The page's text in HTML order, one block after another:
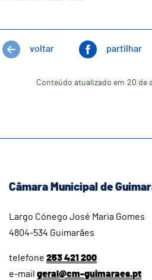
voltar partilhar
Conteúdo atualizado em 20 de
Câmara Municipal de
Largo Cónego José Maria Gomes
4804-534 Guimarães
telefone 253 421 200
e-mail geral@cm-guimaraes.pt